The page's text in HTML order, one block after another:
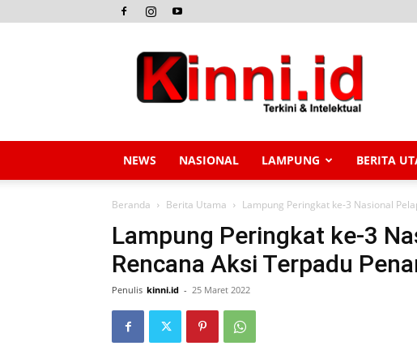
Kinni.id
NEWS NASIONAL LAMPUNG BERITA
Beranda Berita Utama Lampung Peringkat ke-3 Nasional
Lampung Peringkat ke-3
Rencana Aksi Terpadu
Penulis kinni.id - 25 Maret 2022